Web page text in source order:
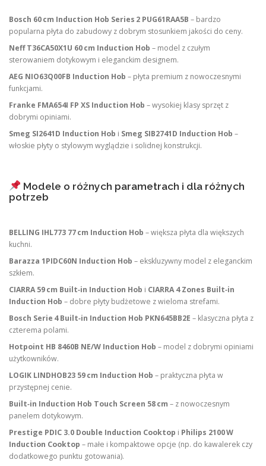
Bosch 60 cm Induction Hob Series 2 PUG61RAA5B – bardzo
popularna płyta do zabudowy z dobrym stosunkiem jakości do ceny.
Neff T36CA50X1U 60 cm Induction Hob – model z czułym
sterowaniem dotykowym i eleganckim designem.
AEG NIO63Q00FB Induction Hob – płyta premium z nowoczesnymi
funkcjami.
Franke FMA654I FP XS Induction Hob – wysokiej klasy sprzęt z
dobrymi opiniami.
Smeg SI2641D Induction Hob i Smeg SIB2741D Induction Hob –
włoskie płyty o stylowym wyglądzie i solidnej konstrukcji.
Modele o różnych parametrach i dla różnych
potrzeb
BELLING IHL773 77 cm Induction Hob – większa płyta dla większych
kuchni.
Barazza 1PIDC60N Induction Hob – ekskluzywny model z eleganckim
szkłem.
CIARRA 59 cm Built‑in Induction Hob i CIARRA 4 Zones Built‑in
Induction Hob – dobre płyty budżetowe z wieloma strefami.
Bosch Serie 4 Built‑in Induction Hob PKN645BB2E – klasyczna płyta z
czterema polami.
Hotpoint HB 8460B NE/W Induction Hob – model z dobrymi opiniami
użytkowników.
LOGIK LINDHOB23 59 cm Induction Hob – praktyczna płyta w
przystępnej cenie.
Built‑in Induction Hob Touch Screen 58 cm – z nowoczesnym
panelem dotykowym.
Prestige PDIC 3.0 Double Induction Cooktop i Philips 2100 W
Induction Cooktop – małe i kompaktowe opcje (np. do kawalerek czy
dodatkowego punktu gotowania).